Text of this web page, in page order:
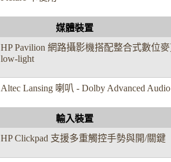
媒體裝置
HP Pavilion 網路攝影機搭配整合式數位
low-light
Altec Lansing 喇叭 - Dolby Advanced Audio
輸入裝置
HP Clickpad 支援多重觸控手勢與開/關鍵